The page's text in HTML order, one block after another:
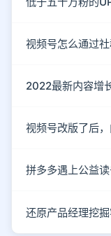
2022最新内容增
视频号改版了后
拼多多遇上公益读
还原产品经理挖